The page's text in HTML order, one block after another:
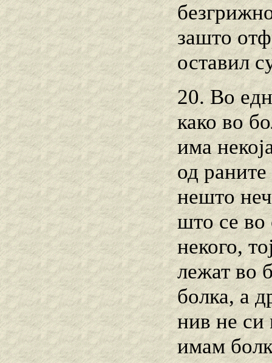
зашто
оставил
20. Во
како во
има
од
нешто
што се во
некого,
лежат во
болка, а
нив не си
имам